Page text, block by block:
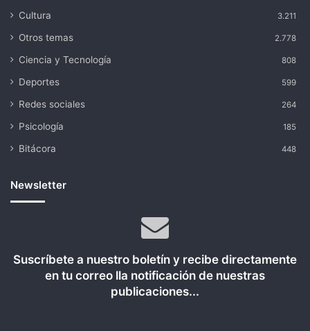
Cultura 3.211
Otros temas 2.778
Ciencia y Tecnología 808
Deportes 599
Redes sociales 264
Psicología 185
Bitácora 448
Newsletter
Suscríbete a nuestro boletín y recibe directamente
en tu correo lla notificación de nuestras
publicaciones...